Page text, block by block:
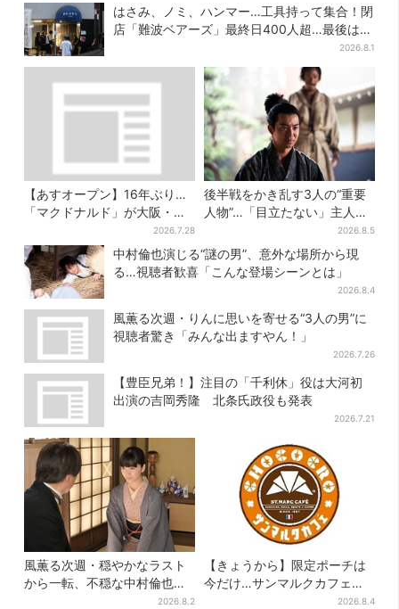
はさみ、ノミ、ハンマー…工具持って集合！閉
店「難波ベアーズ」最終日400人超…最後は
2026.8.1
【あすオープン】16年ぶり…
「マクドナルド」が大阪・本
町に帰ってくる！駅から徒歩1
分＆23時まで
2026.7.28
後半戦をかき乱す3人の“重要
人物”…「目立たない」主人
公・仲野太賀も、モブキャラ
→覚醒へ【豊臣兄弟】
2026.8.5
中村倫也演じる“謎の男”、意外な場所から現
る…視聴者歓喜「こんな登場シーンとは」
2026.8.4
風薫る次週・りんに思いを寄せる“3人の男”に
視聴者驚き「みんな出ますやん！」
2026.7.26
【豊臣兄弟！】注目の「千利休」役は大河初
出演の吉岡秀隆 北条氏政役も発表
2026.7.21
風薫る次週・穏やかなラスト
から一転、不穏な中村倫也の
登場に視聴者期待「いよいよ
2026.8.2
【きょうから】限定ポーチは
今だけ…サンマルクカフェ初
の「夏福袋」、実質無料でレ
2026.8.4